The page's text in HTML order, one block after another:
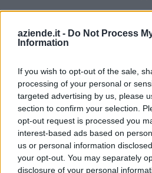
aziende.it - Do Not Process
Information
If you wish to opt-out of the sale,
processing of your personal or
targeted advertising by us, please
section to confirm your selection.
opt-out request is processed you
interest-based ads based on
us or personal information
your opt-out. You may separately
disclosure of your personal
Garessio
Gorzegno
Govone
Guarene
Igliano (2)